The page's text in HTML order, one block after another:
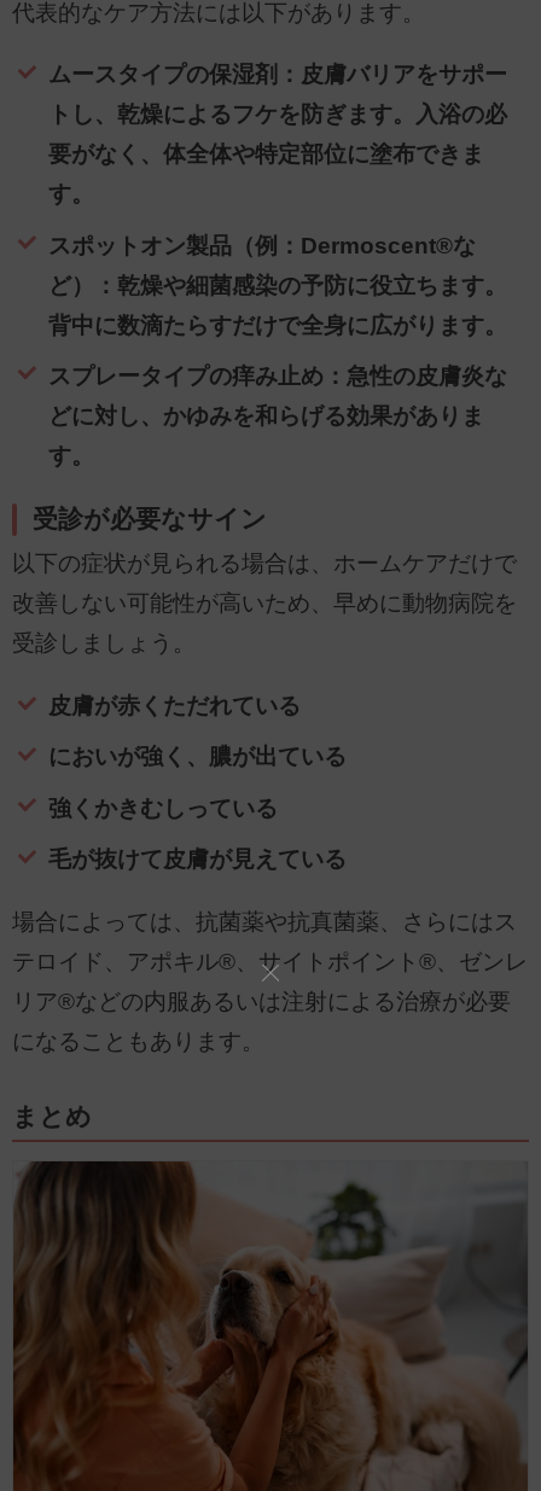
代表的なケア方法には以下があります。
ムースタイプの保湿剤：皮膚バリアをサポー
トし、乾燥によるフケを防ぎます。入浴の必
要がなく、体全体や特定部位に塗布できま
す。
スポットオン製品（例：Dermoscent®な
ど）：乾燥や細菌感染の予防に役立ちます。
背中に数滴たらすだけで全身に広がります。
スプレータイプの痒み止め：急性の皮膚炎な
どに対し、かゆみを和らげる効果がありま
す。
受診が必要なサイン
以下の症状が見られる場合は、ホームケアだけで
改善しない可能性が高いため、早めに動物病院を
受診しましょう。
皮膚が赤くただれている
においが強く、膿が出ている
強くかきむしっている
毛が抜けて皮膚が見えている
場合によっては、抗菌薬や抗真菌薬、さらにはス
テロイド、アポキル®、サイトポイント®、ゼンレ
リア®などの内服あるいは注射による治療が必要
になることもあります。
まとめ